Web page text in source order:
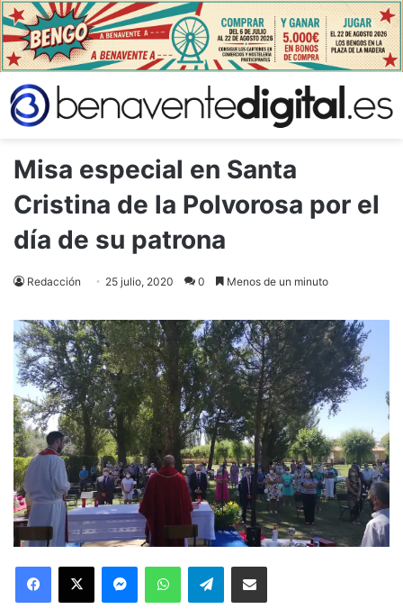
Misa especial en Santa
Cristina de la Polvorosa por el
día de su patrona
Redacción 25 julio, 2020 0 Menos de un minuto
Facebook
X MessengerWhatsAppTelegramCompartir via Email